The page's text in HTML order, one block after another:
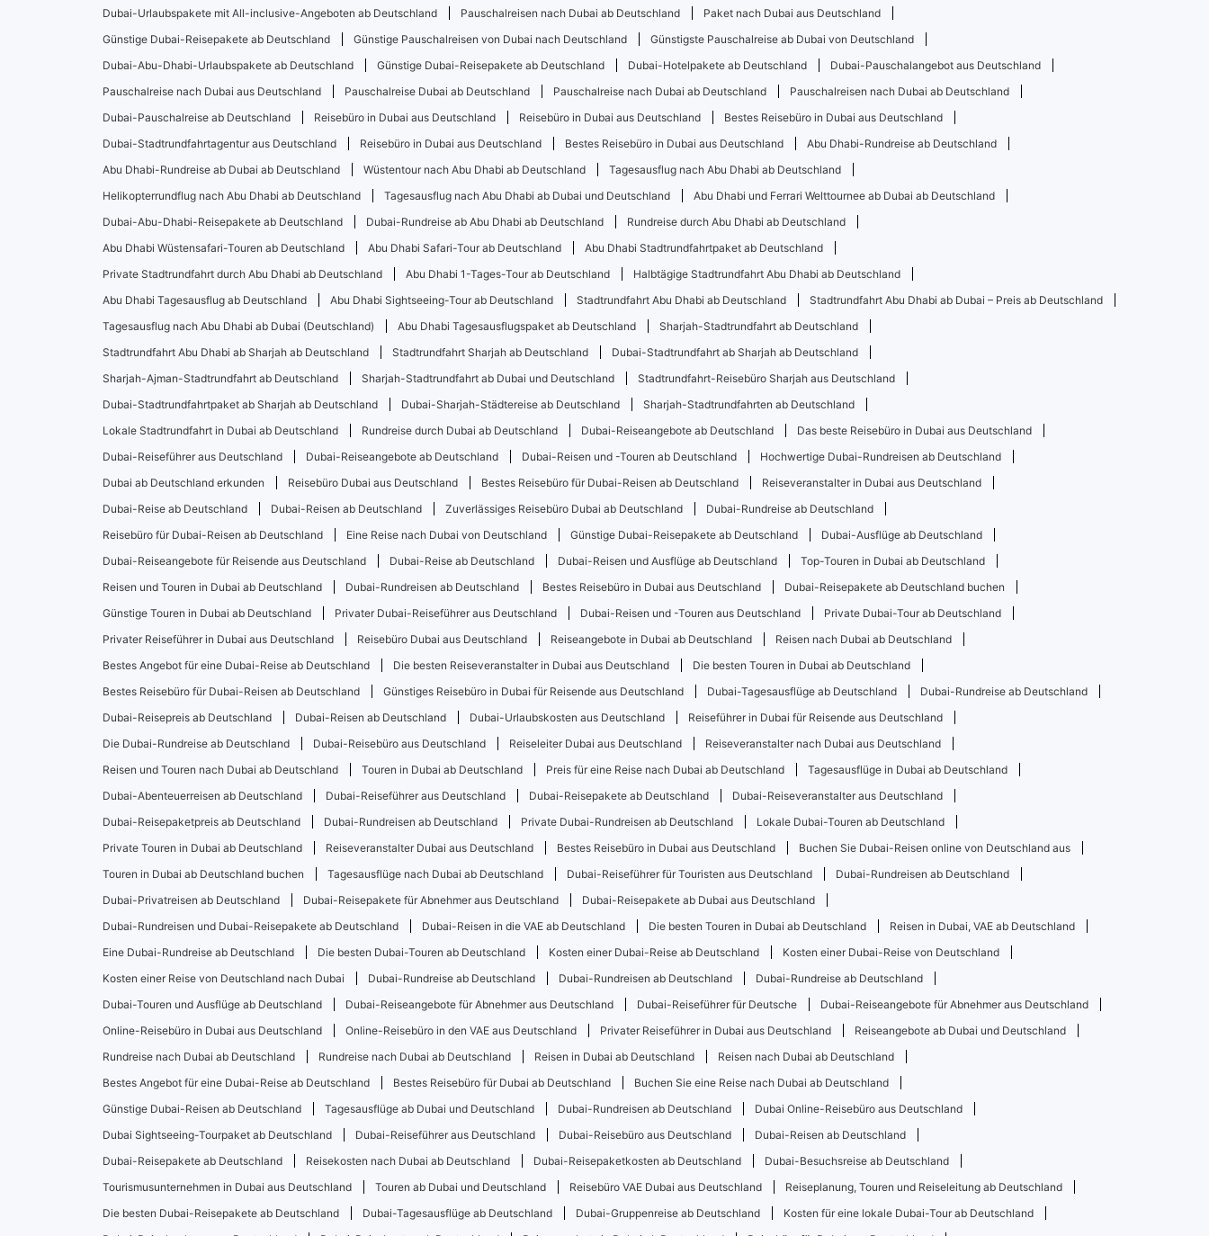
Dubai-Urlaubspakete mit All-inclusive-Angeboten ab Deutschland
Pauschalreisen nach Dubai ab Deutschland
Paket nach Dubai aus Deutschland
Günstige Dubai-Reisepakete ab Deutschland
Günstige Pauschalreisen von Dubai nach Deutschland
Günstigste Pauschalreise ab Dubai von Deutschland
Dubai-Abu-Dhabi-Urlaubspakete ab Deutschland
Günstige Dubai-Reisepakete ab Deutschland Dubai-Hotelpakete ab Deutschland
Dubai-Pauschalangebot aus Deutschland
Pauschalreise nach Dubai aus Deutschland
Pauschalreise Dubai ab Deutschland Pauschalreise nach Dubai ab Deutschland
Pauschalreisen nach Dubai ab Deutschland
Dubai-Pauschalreise ab Deutschland
Reisebüro in Dubai aus Deutschland Reisebüro in Dubai aus Deutschland
Bestes Reisebüro in Dubai aus Deutschland
Dubai-Stadtrundfahrtagentur aus Deutschland
Reisebüro in Dubai aus Deutschland Bestes Reisebüro in Dubai aus Deutschland
Abu Dhabi-Rundreise ab Deutschland
Abu Dhabi-Rundreise ab Dubai ab Deutschland
Wüstentour nach Abu Dhabi ab Deutschland
Tagesausflug nach Abu Dhabi ab Deutschland
Helikopterrundflug nach Abu Dhabi ab Deutschland
Tagesausflug nach Abu Dhabi ab Dubai und Deutschland
Abu Dhabi und Ferrari Welttournee ab Dubai ab Deutschland
Dubai-Abu-Dhabi-Reisepakete ab Deutschland
Dubai-Rundreise ab Abu Dhabi ab Deutschland
Rundreise durch Abu Dhabi ab Deutschland
Abu Dhabi Wüstensafari-Touren ab Deutschland
Abu Dhabi Safari-Tour ab Deutschland
Abu Dhabi Stadtrundfahrtpaket ab Deutschland
Private Stadtrundfahrt durch Abu Dhabi ab Deutschland
Abu Dhabi 1-Tages-Tour ab Deutschland
Halbtägige Stadtrundfahrt Abu Dhabi ab Deutschland
Abu Dhabi Tagesausflug ab Deutschland
Abu Dhabi Sightseeing-Tour ab Deutschland Stadtrundfahrt Abu Dhabi ab Deutschland
Stadtrundfahrt Abu Dhabi ab Dubai – Preis ab Deutschland
Tagesausflug nach Abu Dhabi ab Dubai (Deutschland)
Abu Dhabi Tagesausflugspaket ab Deutschland
Sharjah-Stadtrundfahrt ab Deutschland
Stadtrundfahrt Abu Dhabi ab Sharjah ab Deutschland
Stadtrundfahrt Sharjah ab Deutschland
Dubai-Stadtrundfahrt ab Sharjah ab Deutschland
Sharjah-Ajman-Stadtrundfahrt ab Deutschland
Sharjah-Stadtrundfahrt ab Dubai und Deutschland
Stadtrundfahrt-Reisebüro Sharjah aus Deutschland
Dubai-Stadtrundfahrtpaket ab Sharjah ab Deutschland
Dubai-Sharjah-Städtereise ab Deutschland
Sharjah-Stadtrundfahrten ab Deutschland
Lokale Stadtrundfahrt in Dubai ab Deutschland
Rundreise durch Dubai ab Deutschland Dubai-Reiseangebote ab Deutschland
Das beste Reisebüro in Dubai aus Deutschland
Dubai-Reiseführer aus Deutschland
Dubai-Reiseangebote ab Deutschland Dubai-Reisen und -Touren ab Deutschland
Hochwertige Dubai-Rundreisen ab Deutschland
Dubai ab Deutschland erkunden
Reisebüro Dubai aus Deutschland Bestes Reisebüro für Dubai-Reisen ab Deutschland
Reiseveranstalter in Dubai aus Deutschland
Dubai-Reise ab Deutschland
Dubai-Reisen ab Deutschland Zuverlässiges Reisebüro Dubai ab Deutschland
Dubai-Rundreise ab Deutschland
Reisebüro für Dubai-Reisen ab Deutschland
Eine Reise nach Dubai von Deutschland Günstige Dubai-Reisepakete ab Deutschland
Dubai-Ausflüge ab Deutschland
Dubai-Reiseangebote für Reisende aus Deutschland
Dubai-Reise ab Deutschland Dubai-Reisen und Ausflüge ab Deutschland
Top-Touren in Dubai ab Deutschland
Reisen und Touren in Dubai ab Deutschland
Dubai-Rundreisen ab Deutschland Bestes Reisebüro in Dubai aus Deutschland
Dubai-Reisepakete ab Deutschland buchen
Günstige Touren in Dubai ab Deutschland
Privater Dubai-Reiseführer aus Deutschland Dubai-Reisen und -Touren aus Deutschland
Private Dubai-Tour ab Deutschland
Privater Reiseführer in Dubai aus Deutschland
Reisebüro Dubai aus Deutschland Reiseangebote in Dubai ab Deutschland
Reisen nach Dubai ab Deutschland
Bestes Angebot für eine Dubai-Reise ab Deutschland
Die besten Reiseveranstalter in Dubai aus Deutschland
Die besten Touren in Dubai ab Deutschland
Bestes Reisebüro für Dubai-Reisen ab Deutschland
Günstiges Reisebüro in Dubai für Reisende aus Deutschland Dubai-Tagesausflüge ab Deutschland
Dubai-Rundreise ab Deutschland
Dubai-Reisepreis ab Deutschland
Dubai-Reisen ab Deutschland Dubai-Urlaubskosten aus Deutschland
Reiseführer in Dubai für Reisende aus Deutschland
Die Dubai-Rundreise ab Deutschland
Dubai-Reisebüro aus Deutschland Reiseleiter Dubai aus Deutschland
Reiseveranstalter nach Dubai aus Deutschland
Reisen und Touren nach Dubai ab Deutschland
Touren in Dubai ab Deutschland Preis für eine Reise nach Dubai ab Deutschland
Tagesausflüge in Dubai ab Deutschland
Dubai-Abenteuerreisen ab Deutschland
Dubai-Reiseführer aus Deutschland Dubai-Reisepakete ab Deutschland
Dubai-Reiseveranstalter aus Deutschland
Dubai-Reisepaketpreis ab Deutschland
Dubai-Rundreisen ab Deutschland Private Dubai-Rundreisen ab Deutschland
Lokale Dubai-Touren ab Deutschland
Private Touren in Dubai ab Deutschland
Reiseveranstalter Dubai aus Deutschland Bestes Reisebüro in Dubai aus Deutschland
Buchen Sie Dubai-Reisen online von Deutschland aus
Touren in Dubai ab Deutschland buchen
Tagesausflüge nach Dubai ab Deutschland Dubai-Reiseführer für Touristen aus Deutschland
Dubai-Rundreisen ab Deutschland
Dubai-Privatreisen ab Deutschland
Dubai-Reisepakete für Abnehmer aus Deutschland
Dubai-Reisepakete ab Dubai aus Deutschland
Dubai-Rundreisen und Dubai-Reisepakete ab Deutschland
Dubai-Reisen in die VAE ab Deutschland Die besten Touren in Dubai ab Deutschland
Reisen in Dubai, VAE ab Deutschland
Eine Dubai-Rundreise ab Deutschland
Die besten Dubai-Touren ab Deutschland Kosten einer Dubai-Reise ab Deutschland
Kosten einer Dubai-Reise von Deutschland
Kosten einer Reise von Deutschland nach Dubai
Dubai-Rundreise ab Deutschland Dubai-Rundreisen ab Deutschland
Dubai-Rundreise ab Deutschland
Dubai-Touren und Ausflüge ab Deutschland
Dubai-Reiseangebote für Abnehmer aus Deutschland Dubai-Reiseführer für Deutsche
Dubai-Reiseangebote für Abnehmer aus Deutschland
Online-Reisebüro in Dubai aus Deutschland
Online-Reisebüro in den VAE aus Deutschland Privater Reiseführer in Dubai aus Deutschland
Reiseangebote ab Dubai und Deutschland
Rundreise nach Dubai ab Deutschland
Rundreise nach Dubai ab Deutschland Reisen in Dubai ab Deutschland
Reisen nach Dubai ab Deutschland
Bestes Angebot für eine Dubai-Reise ab Deutschland
Bestes Reisebüro für Dubai ab Deutschland
Buchen Sie eine Reise nach Dubai ab Deutschland
Günstige Dubai-Reisen ab Deutschland
Tagesausflüge ab Dubai und Deutschland Dubai-Rundreisen ab Deutschland
Dubai Online-Reisebüro aus Deutschland
Dubai Sightseeing-Tourpaket ab Deutschland
Dubai-Reiseführer aus Deutschland Dubai-Reisebüro aus Deutschland
Dubai-Reisen ab Deutschland
Dubai-Reisepakete ab Deutschland
Reisekosten nach Dubai ab Deutschland Dubai-Reisepaketkosten ab Deutschland
Dubai-Besuchsreise ab Deutschland
Tourismusunternehmen in Dubai aus Deutschland
Touren ab Dubai und Deutschland Reisebüro VAE Dubai aus Deutschland
Reiseplanung, Touren und Reiseleitung ab Deutschland
Die besten Dubai-Reisepakete ab Deutschland
Dubai-Tagesausflüge ab Deutschland Dubai-Gruppenreise ab Deutschland
Kosten für eine lokale Dubai-Tour ab Deutschland